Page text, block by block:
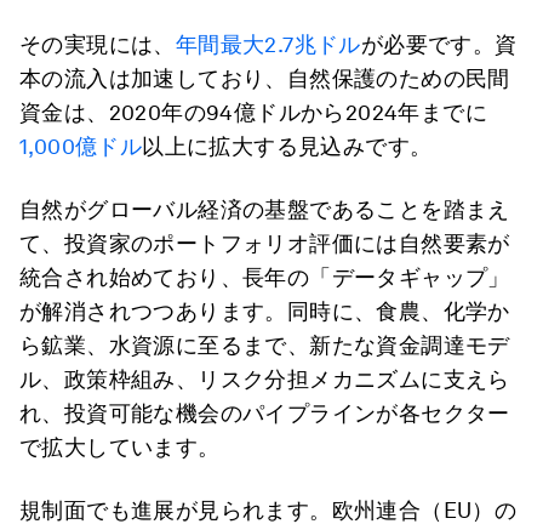
その実現には、 年間最大2.7兆ドルが必要です。資
本の流入は加速しており、自然保護のための民間
資金は、2020年の94億ドルから2024年までに
1,000億ドル以上に拡大する見込みです。
自然がグローバル経済の基盤であることを踏まえ
て、投資家のポートフォリオ評価には自然要素が
統合され始めており、長年の「データギャップ」
が解消されつつあります。同時に、食農、化学か
ら鉱業、水資源に至るまで、新たな資金調達モデ
ル、政策枠組み、リスク分担メカニズムに支えら
れ、投資可能な機会のパイプラインが各セクター
で拡大しています。
規制面でも進展が見られます。欧州連合（EU）の